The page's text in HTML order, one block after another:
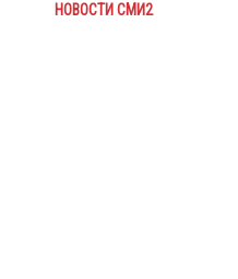
НОВОСТИ СМИ2